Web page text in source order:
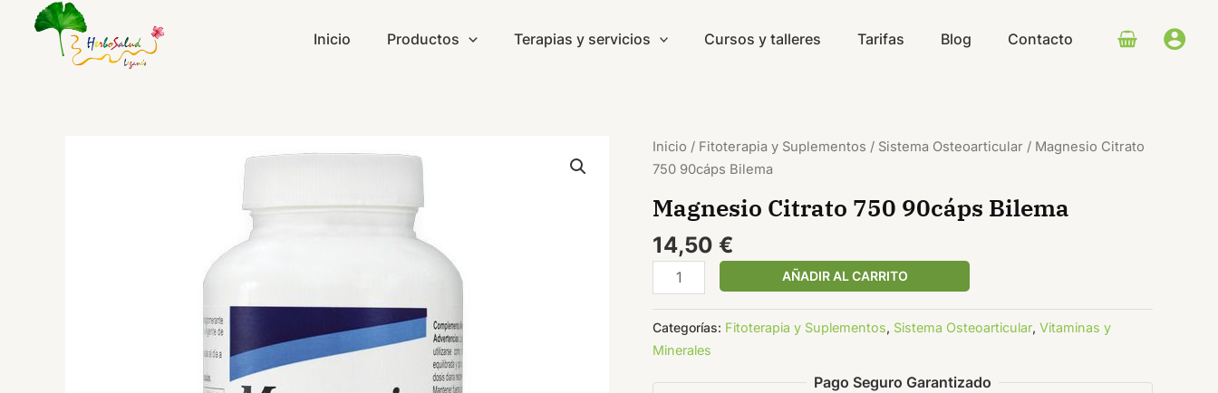
contenido
Inicio Productos Terapias y servicios Cursos y talleres Tarifas Blog Contacto
Inicio / Fitoterapia y Suplementos / Sistema Osteoarticular / Magnesio Citrato
750 90cáps Bilema
Magnesio Citrato 750 90cáps Bilema
14,50 €
Magnesio
Citrato
90cáps
Bilema
cantidad
AÑADIR AL CARRITO
Categorías: Fitoterapia y Suplementos, Sistema Osteoarticular, Vitaminas y
Minerales
Pago Seguro Garantizado
Bilema